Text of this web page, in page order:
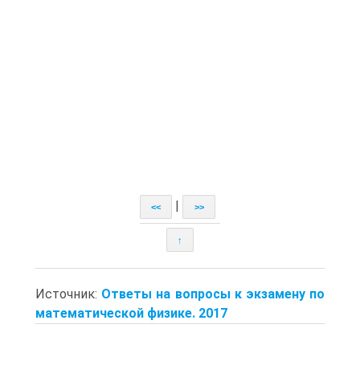
<< | >>
↑
Источник: Ответы на вопросы к экзамену по
математической физике. 2017